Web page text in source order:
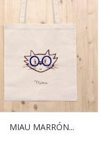
MIAU MARRÓN...